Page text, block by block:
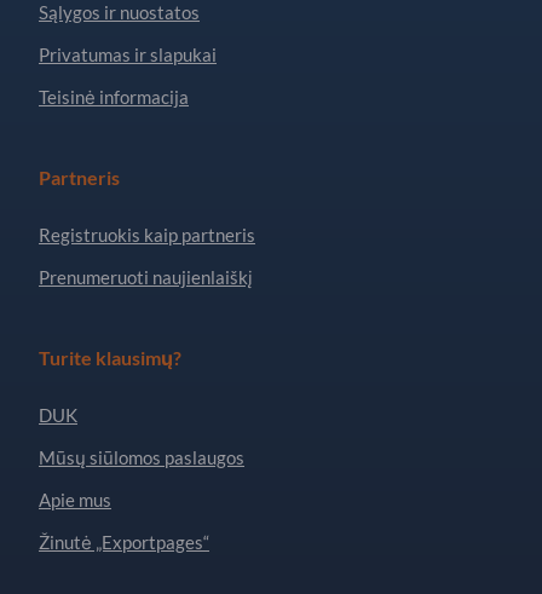
Sąlygos ir nuostatos
Privatumas ir slapukai
Teisinė informacija
Partneris
Registruokis kaip partneris
Prenumeruoti naujienlaiškį
Turite klausimų?
DUK
Mūsų siūlomos paslaugos
Apie mus
Žinutė „Exportpages“